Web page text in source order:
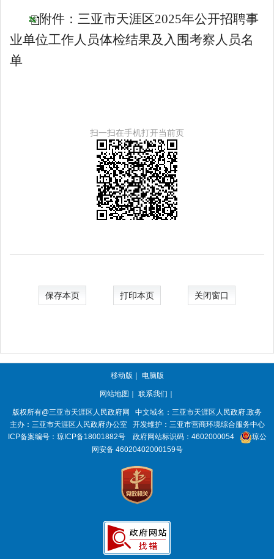
附件：三亚市天涯区2025年公开招聘事
业单位工作人员体检结果及入围考察人员名
单
扫一扫在手机打开当前页
保存本页 打印本页 关闭窗口
移动版 电脑版
网站地图 联系我们
版权所有@三亚市天涯区人民政府网 中文域名： 三亚市天涯区人民政府.政务
主办：三亚市天涯区人民政府办公室
开发维护：三亚市营商环境综合服务中心
ICP备案编号： 琼ICP备18001882号 政府网站标识码： 4602000054
琼公
网安备 46020402000159号